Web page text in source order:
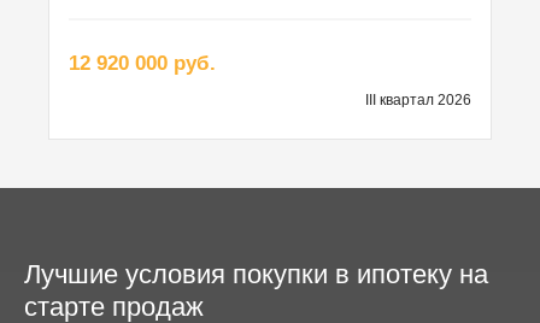
12 920 000 руб.
III квартал 2026
Лучшие условия покупки в ипотеку на
старте продаж